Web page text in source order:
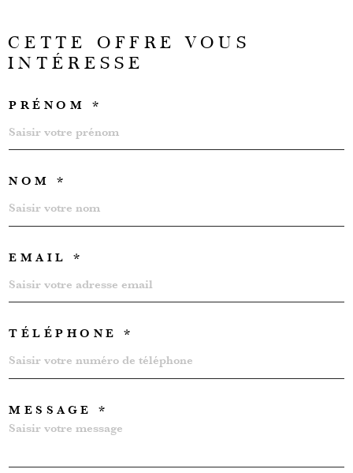
CETTE OFFRE
VOUS
INTÉRESSE
PRÉNOM *
NOM *
EMAIL *
TÉLÉPHONE *
MESSAGE *